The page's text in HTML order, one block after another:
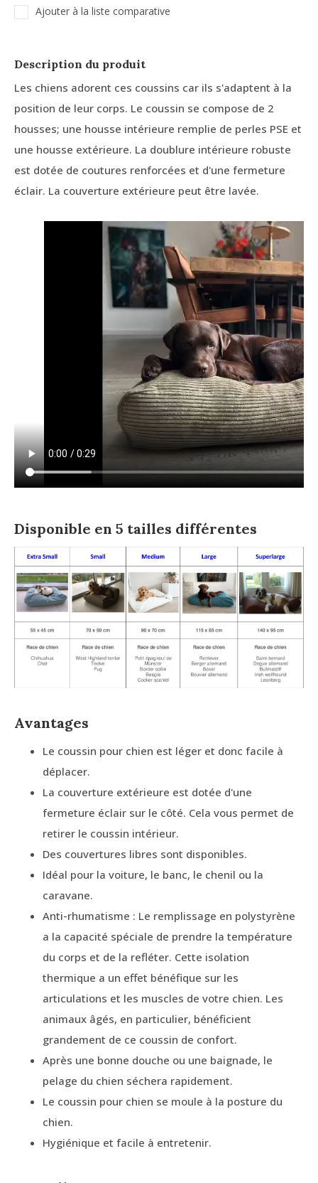
Ajouter à la liste comparative
Description du produit
Les chiens adorent ces coussins car ils s'adaptent à la
position de leur corps. Le coussin se compose de 2
housses; une housse intérieure remplie de perles PSE et
une housse extérieure. La doublure intérieure robuste
est dotée de coutures renforcées et d'une fermeture
éclair. La couverture extérieure peut être lavée.
Disponible en 5 tailles différentes
Avantages
Le coussin pour chien est léger et donc facile à
déplacer.
La couverture extérieure est dotée d'une
fermeture éclair sur le côté. Cela vous permet de
retirer le coussin intérieur.
Des couvertures libres sont disponibles.
Idéal pour la voiture, le banc, le chenil ou la
caravane.
Anti-rhumatisme : Le remplissage en polystyrène
a la capacité spéciale de prendre la température
du corps et de la refléter. Cette isolation
thermique a un effet bénéfique sur les
articulations et les muscles de votre chien. Les
animaux âgés, en particulier, bénéficient
grandement de ce coussin de confort.
Après une bonne douche ou une baignade, le
pelage du chien séchera rapidement.
Le coussin pour chien se moule à la posture du
chien.
Hygiénique et facile à entretenir.